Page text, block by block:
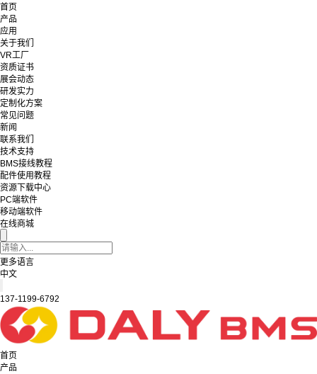
首页
产品
应用
关于我们
VR工厂
资质证书
展会动态
研发实力
定制化方案
常见问题
新闻
联系我们
技术支持
BMS接线教程
配件使用教程
资源下载中心
PC端软件
移动端软件
在线商城
更多语言
中文
137-1199-6792
首页
产品